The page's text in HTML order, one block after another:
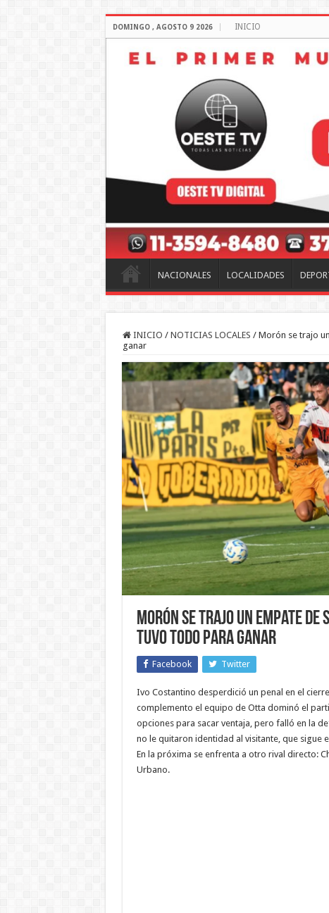
DOMINGO , AGOSTO 9 2026 INICIO
NACIONALES LOCALIDADES
INICIO / NOTICIAS LOCALES / Morón se trajo
ganar
Morón se trajo un empate de
tuvo todo para ganar
Facebook Twitter
Ivo Costantino desperdició un penal en el
complemento el equipo de Otta dominó el
opciones para sacar ventaja, pero falló en la
no le quitaron identidad al visitante, que sigue
En la próxima se enfrenta a otro rival directo:
Urbano.